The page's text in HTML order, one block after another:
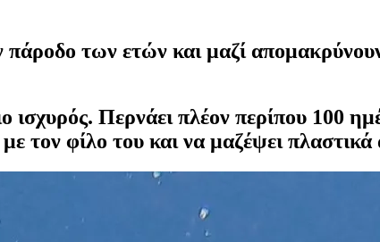
των ετών και μαζί
ισχυρός. Περνάει πλέον περίπου 100
τον φίλο του και να μαζέψει